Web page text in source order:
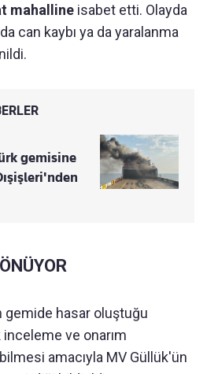
mahalline isabet etti. Olayda
can kaybı ya da yaralanma
gemisine
gemide hasar oluştuğu
ve onarım
amacıyla MV Güllük'ün